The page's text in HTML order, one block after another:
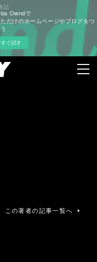
Owndで
だけのホームページやブログをつ
ぐ試す
この著者の記事一覧へ
記